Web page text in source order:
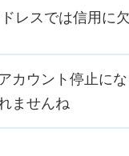
レスでは信用に欠
カウント停止に
ませんね